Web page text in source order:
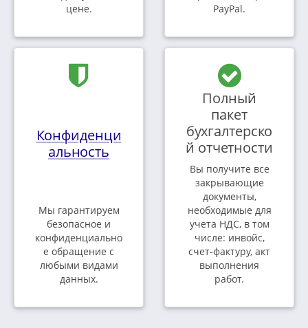
цене.
PayPal.
Конфиденци
альность
Мы гарантируем
безопасное и
конфиденциально
е обращение с
любыми видами
данных.
Полный
пакет
бухгалтерско
й отчетности
Вы получите все
закрывающие
документы,
необходимые для
учета НДС, в том
числе: инвойс,
счет-фактуру, акт
выполнения
работ.